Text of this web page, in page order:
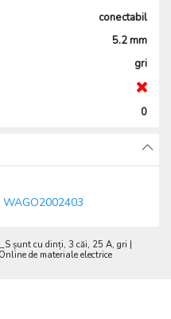
conectabil
5.2 mm
gri
0
șunt cu dinți, 3 căi, 25 A, gri |
de materiale electrice